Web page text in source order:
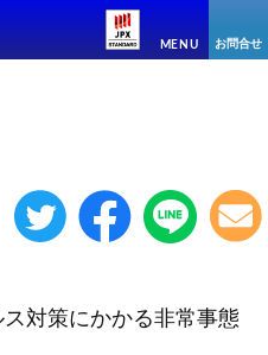
MENU お問合せ
対策にかかる非常事態